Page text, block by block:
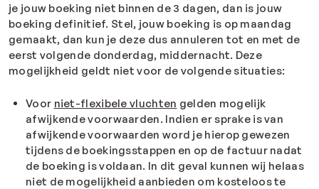
je jouw boeking niet binnen de 3 dagen, dan is jouw
boeking definitief. Stel, jouw boeking is op maandag
gemaakt, dan kun je deze dus annuleren tot en met de
eerst volgende donderdag, middernacht. Deze
mogelijkheid geldt niet voor de volgende situaties:
Voor niet-flexibele vluchten gelden mogelijk
afwijkende voorwaarden. Indien er sprake is van
afwijkende voorwaarden word je hierop gewezen
tijdens de boekingsstappen en op de factuur nadat
de boeking is voldaan. In dit geval kunnen wij helaas
niet de mogelijkheid aanbieden om kosteloos te